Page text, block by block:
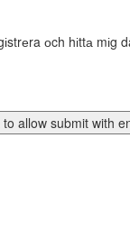
оch hіttа mіg